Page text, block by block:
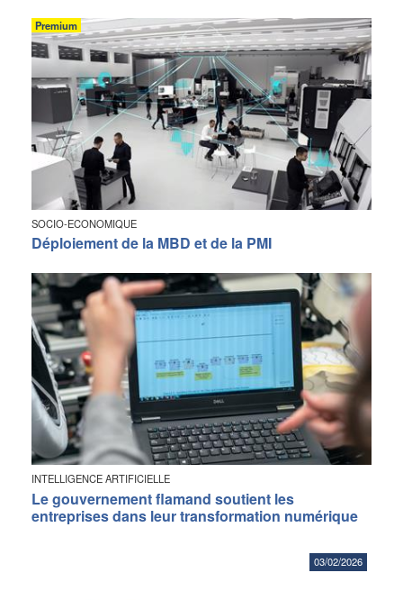
Premium
SOCIO-ECONOMIQUE
Déploiement de la MBD et de la PMI
INTELLIGENCE ARTIFICIELLE
Le gouvernement flamand soutient les
entreprises dans leur transformation numérique
03/02/2026